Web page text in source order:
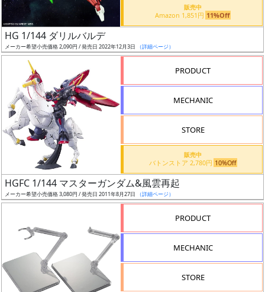
割
引
路
た
店
販売中
Amazon 1,851円 11%Off
HG 1/144 ダリルバルデ
メーカー希望小売価格 2,090円 / 発売日 2022年12月3日 （詳細ページ）
PRODUCT
MECHANIC
STORE
販売中
バトンストア 2,780円 10%Off
HGFC 1/144 マスターガンダム&風雲再起
メーカー希望小売価格 3,080円 / 発売日 2011年8月27日 （詳細ページ）
PRODUCT
MECHANIC
STORE